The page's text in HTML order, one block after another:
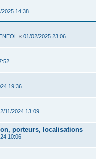
2025 14:38
« 01/02/2025 23:06
19:36
11/2024 13:09
porteurs, localisations
10:06